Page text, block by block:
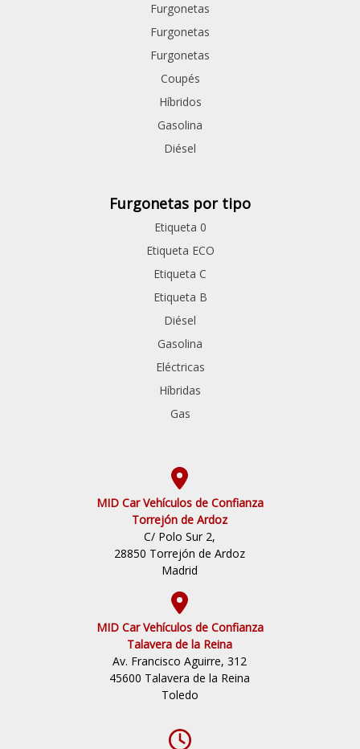
Furgonetas
Furgonetas
Furgonetas
Coupés
Híbridos
Gasolina
Diésel
Furgonetas por tipo
Etiqueta 0
Etiqueta ECO
Etiqueta C
Etiqueta B
Diésel
Gasolina
Eléctricas
Híbridas
Gas
MID Car Vehículos de Confianza
Torrejón de Ardoz
C/ Polo Sur 2,
28850 Torrejón de Ardoz
Madrid
MID Car Vehículos de Confianza
Talavera de la Reina
Av. Francisco Aguirre, 312
45600 Talavera de la Reina
Toledo